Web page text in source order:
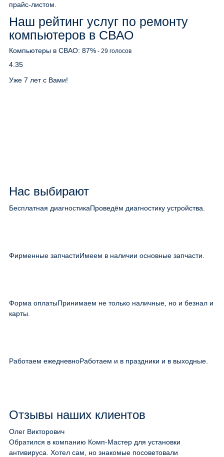
прайс-листом.
Наш рейтинг услуг по ремонту
компьютеров в СВАО
Компьютеры в СВАО: 87% - 29 голосов
4.35
Уже 7 лет с Вами!
Нас выбирают
Бесплатная диагностикаПроведём диагностику устройства.
Фирменные запчастиИмеем в наличии основные запчасти.
Форма оплатыПринимаем не только наличные, но и безнал и
карты.
Работаем ежедневноРаботаем и в праздники и в выходные.
Отзывы наших клиентов
Олег Викторович
Обратился в компанию Комп-Мастер для установки
антивируса. Хотел сам, но знакомые посоветовали